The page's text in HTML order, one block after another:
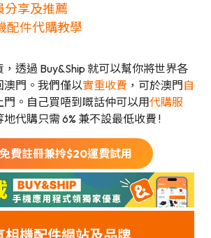
分享及推薦
配件代購教學
透過 Buy&Ship 就可以幫你將世界各
澳門。我們僅以實重收費 ，可於澳門自
門。自己買唔到嘅話仲可以用代購服
地代購只需 6% 兼不設最低收費 !
費註冊兼拎$20運費試用